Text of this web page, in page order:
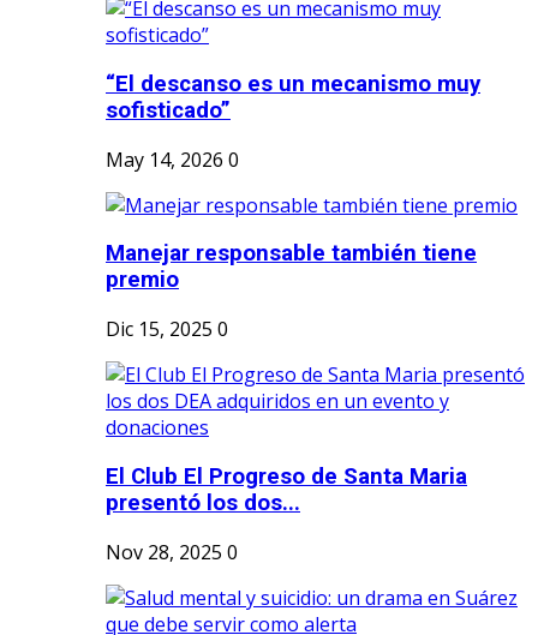
“El descanso es un mecanismo muy
sofisticado”
May 14, 2026 0
Manejar responsable también tiene
premio
Dic 15, 2025 0
El Club El Progreso de Santa Maria
presentó los dos...
Nov 28, 2025 0